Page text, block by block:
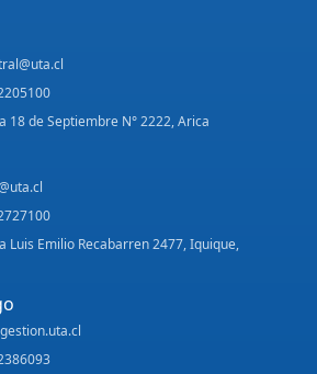
18 de Septiembre N° 2222, Arica
Luis Emilio Recabarren 2477, Iquique,